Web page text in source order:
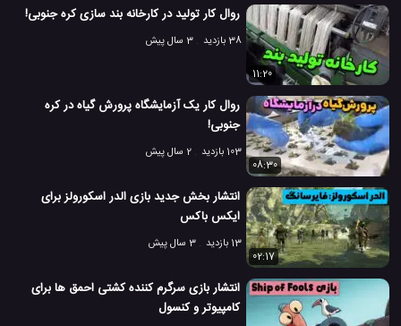
روال کار تولید در کارخانه بند سازی کره جنوبی!
38 بازدید 3 سال پیش
11:20
روال کار یک آزمایشگاه پرورش گیاه در کره
جنوبی!
103 بازدید
2 سال پیش
08:30
انتشار بخش جدید بازی الدر اسکورولز برای
ایکس باکس
13 بازدید
3 سال پیش
02:17
انتشار بازی سرگرم کننده کشتی احمق ها برای
کامپیوتر و کنسول